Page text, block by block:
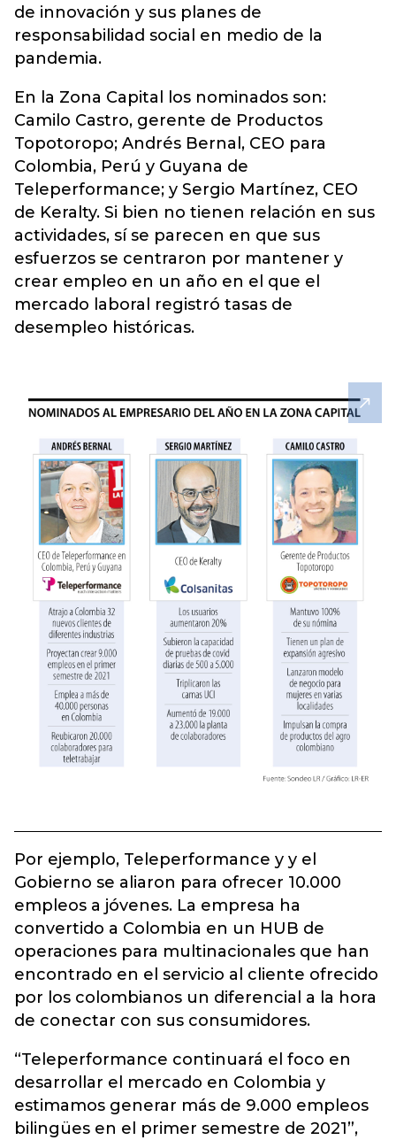
de innovación y sus planes de
responsabilidad social en medio de la
pandemia.
En la Zona Capital los nominados son:
Camilo Castro, gerente de Productos
Topotoropo; Andrés Bernal, CEO para
Colombia, Perú y Guyana de
Teleperformance; y Sergio Martínez, CEO
de Keralty. Si bien no tienen relación en sus
actividades, sí se parecen en que sus
esfuerzos se centraron por mantener y
crear empleo en un año en el que el
mercado laboral registró tasas de
desempleo históricas.
Por ejemplo, Teleperformance y y el
Gobierno se aliaron para ofrecer 10.000
empleos a jóvenes. La empresa ha
convertido a Colombia en un HUB de
operaciones para multinacionales que han
encontrado en el servicio al cliente ofrecido
por los colombianos un diferencial a la hora
de conectar con sus consumidores.
“Teleperformance continuará el foco en
desarrollar el mercado en Colombia y
estimamos generar más de 9.000 empleos
bilingües en el primer semestre de 2021”,